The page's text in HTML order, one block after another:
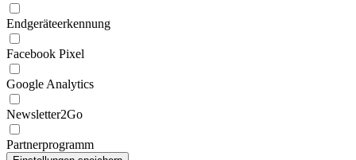
Endgeräteerkennung
Facebook Pixel
Google Analytics
Newsletter2Go
Partnerprogramm